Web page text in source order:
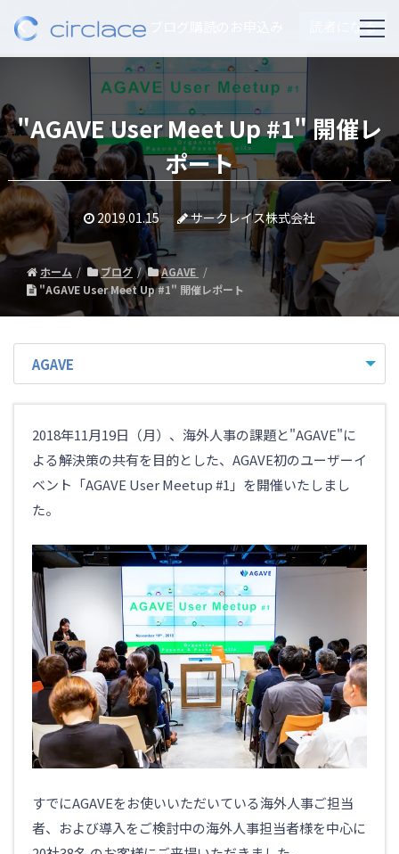
読者になる
"AGAVE User Meet Up #1" 開催レ
ポート
2019.01.15 サークレイス株式会社
ホーム ブログ
AGAVE
"AGAVE User Meet Up #1" 開催レポート
AGAVE
ITトピックス
Agave
海外人事のトピック
Salesforce
Salesforceの使い方
Salesforce開発
Salesforce運用
Salesforceを学ぶ
Salesforceイベント
Anaplan
Anaplan導入・運用サービス
社員紹介
エンジニア
2018年11月19日（月）、 海外人事の課題と"AGAVE"に
よる解決策の共有を目的とした、AGAVE初のユーザーイ
ベント「AGAVE User Meetup #1」を開催いたしまし
た。
すでにAGAVEをお使いいただいている海外人事ご担当
者、および導入をご検討中の海外人事担当者様を中心に